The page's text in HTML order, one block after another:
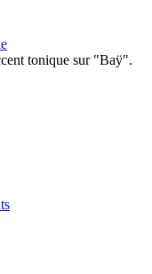
tonique sur "Baÿ".